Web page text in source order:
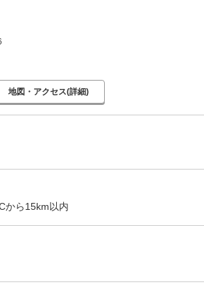
地図・アクセス(詳細)
から15km以内